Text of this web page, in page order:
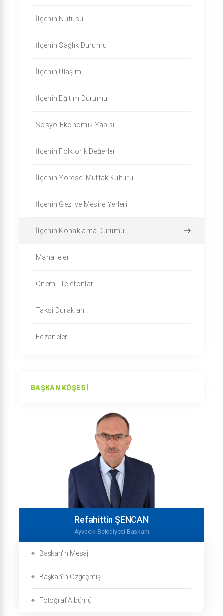
İlçenin Nüfusu
İlçenin Sağlık Durumu
İlçenin Ulaşımı
İlçenin Eğitim Durumu
Sosyo-Ekonomik Yapısı
İlçenin Folklorik Değerleri
İlçenin Yöresel Mutfak Kültürü
İlçenin Gezi ve Mesire Yerleri
İlçenin Konaklama Durumu
Mahalleler
Önemli Telefonlar
Taksi Durakları
Eczaneler
BAŞKAN KÖŞESI
Refahittin ŞENCAN
Ayvacık Belediyesi Başkanı
Başkan'ın Mesajı
Başkan'ın Özgeçmişi
Fotoğraf Albümü